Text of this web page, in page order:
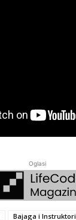
Oglasi
Bajaga i Instruktori